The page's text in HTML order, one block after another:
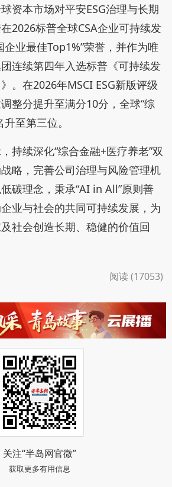
资本市场对平安ESG治理与长期
2026标普全球CSA企业可持续发
企业最佳Top1%”荣誉，并作为唯
连续第四年入选标普《可持续发
。在2026年MSCI ESG新版评级
整分提升至满分10分，全球“综
至第三位。
持续深化“综合金融+医疗养老”双
略，完善公司治理与风险管理机
碳理念，秉承“AI in All”原则善
业与社会的共同可持续发展，为
社会创造长期、稳健的价值回
阅读 (17053)
关注“半岛网官微”
获取更多有用信息